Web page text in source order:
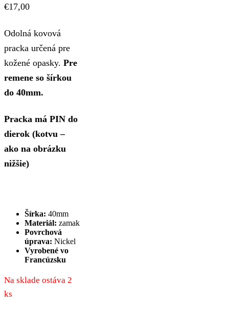
€17,00
Odolná kovová
pracka určená pre
kožené opasky. Pre
remene so šírkou
do 40mm.
Pracka má PIN do
dierok (kotvu –
ako na obrázku
nižšie)
Šírka: 40mm
Materiál: zamak
Povrchová
úprava: Nickel
Vyrobené vo
Francúzsku
Na sklade ostáva 2
ks